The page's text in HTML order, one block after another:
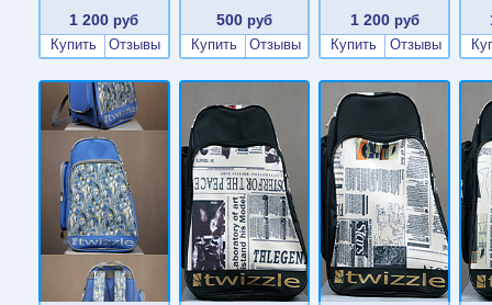
1 200 руб
Купить
Отзывы
500 руб
Купить
Отзывы
1 200руб
Купить
Отзывы